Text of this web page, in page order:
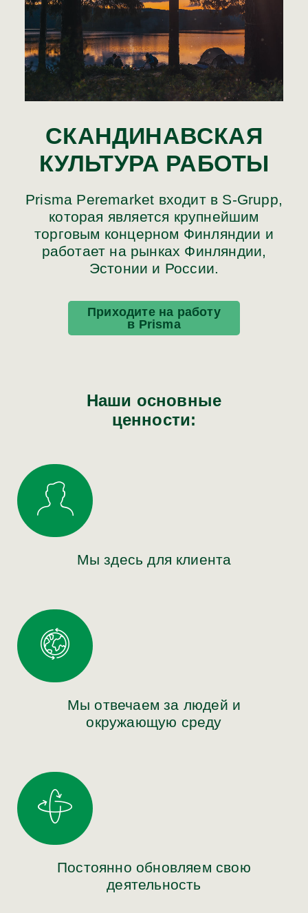
СКАНДИНАВСКАЯ
КУЛЬТУРА РАБОТЫ
Prisma Peremarket входит в S-Grupp,
которая является крупнейшим
торговым концерном Финляндии и
работает на рынках Финляндии,
Эстонии и России.
Приходите на работу
в Prisma
Наши основные
ценности:
Мы здесь для клиента
Мы отвечаем за людей и
окружающую среду
Постоянно обновляем свою
деятельность